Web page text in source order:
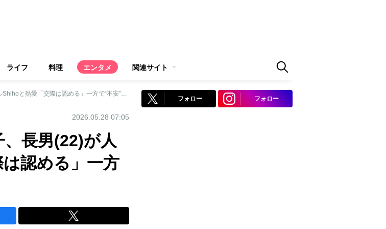
ライフ 料理 エンタメ 関連サイト
《絶世の美男美女》広末涼子、長男(22)が人気モデルShihoと熱愛「交際は認める」一方で“不安”な母心も
2026.05.28 07:05
、長男(22)が人
認める」一方
フォロー フォロー